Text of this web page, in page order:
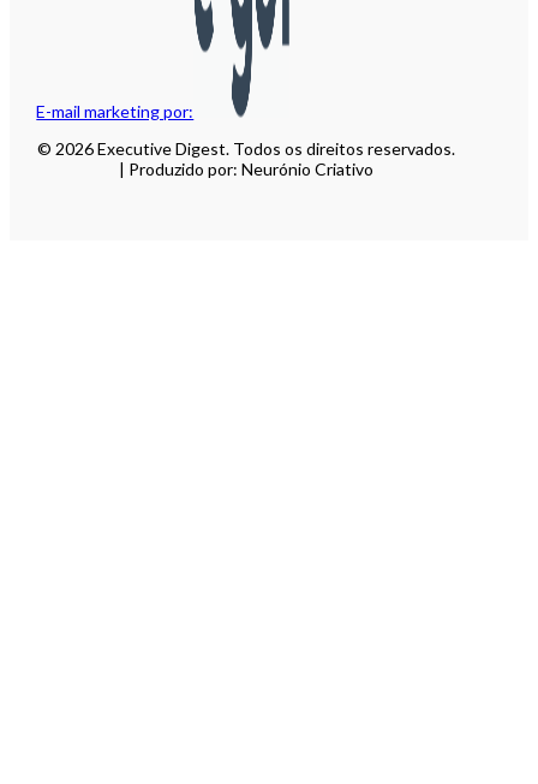
E-mail marketing por:
© 2026 Executive Digest. Todos os direitos reservados.
| Produzido por: Neurónio Criativo